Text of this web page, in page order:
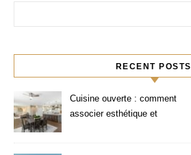
RECENT POSTS
Cuisine ouverte : comment
associer esthétique et